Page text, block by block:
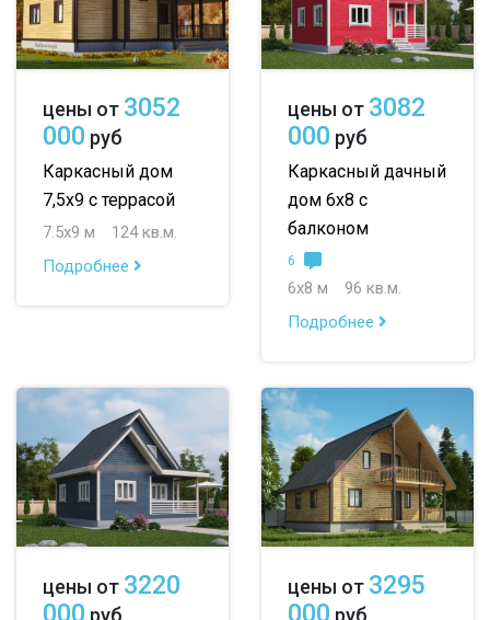
цены от 3052
000 руб
Каркасный дом
7,5х9 с террасой
7.5х9 м
124 кв.м.
Подробнее
цены от 3082
000 руб
Каркасный дачный
дом 6х8 с
балконом
6
6х8 м
96 кв.м.
Подробнее
цены от 3220
000
цены от 3295
000